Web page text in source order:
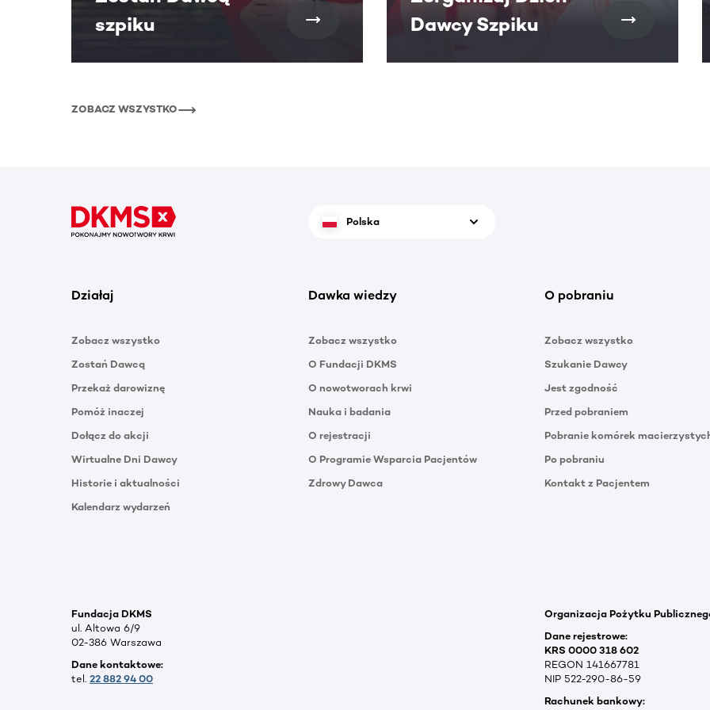
szpiku
Dawcy Szpiku
ZOBACZ WSZYSTKO
Polska
Działaj
Zobacz wszystko
Zostań Dawcą
Przekaż darowiznę
Pomóż inaczej
Dołącz do akcji
Wirtualne Dni Dawcy
Historie i aktualności
Kalendarz wydarzeń
Dawka wiedzy
Zobacz wszystko
O Fundacji DKMS
O nowotworach krwi
Nauka i badania
O rejestracji
O Programie Wsparcia Pacjentów
Zdrowy Dawca
O pobraniu
Zobacz wszystko
Szukanie Dawcy
Jest zgodność
Przed pobraniem
Pobranie komórek
Po pobraniu
Kontakt z Pacjentem
Fundacja DKMS
ul. Altowa 6/9
02-386 Warszawa
Dane kontaktowe:
tel. 22 882 94 00
Organizacja Pożytku
Dane rejestrowe:
KRS 0000 318 602
REGON 141667781
NIP 522-290-86-59
Rachunek bankowy: